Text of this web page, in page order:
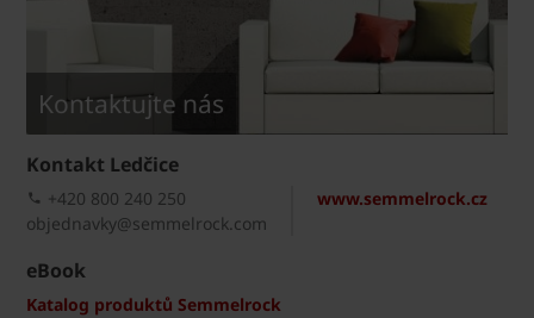
Kontaktujte nás
Kontakt Ledčice
www.semmelrock.cz
+420 800 240 250
objednavky@semmelrock.com
eBook
Katalog produktů Semmelrock